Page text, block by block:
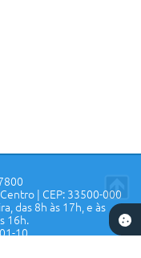
| CEP: 33500-000
das 8h às 17h, e às
16h.
10